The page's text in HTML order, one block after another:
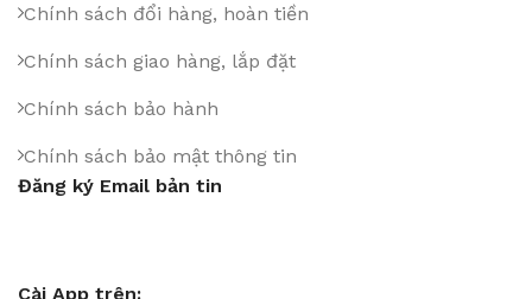
Chính sách đổi hàng, hoàn tiền
Chính sách giao hàng, lắp đặt
Chính sách bảo hành
Chính sách bảo mật thông tin
Đăng ký Email bản tin
Cài App trên: